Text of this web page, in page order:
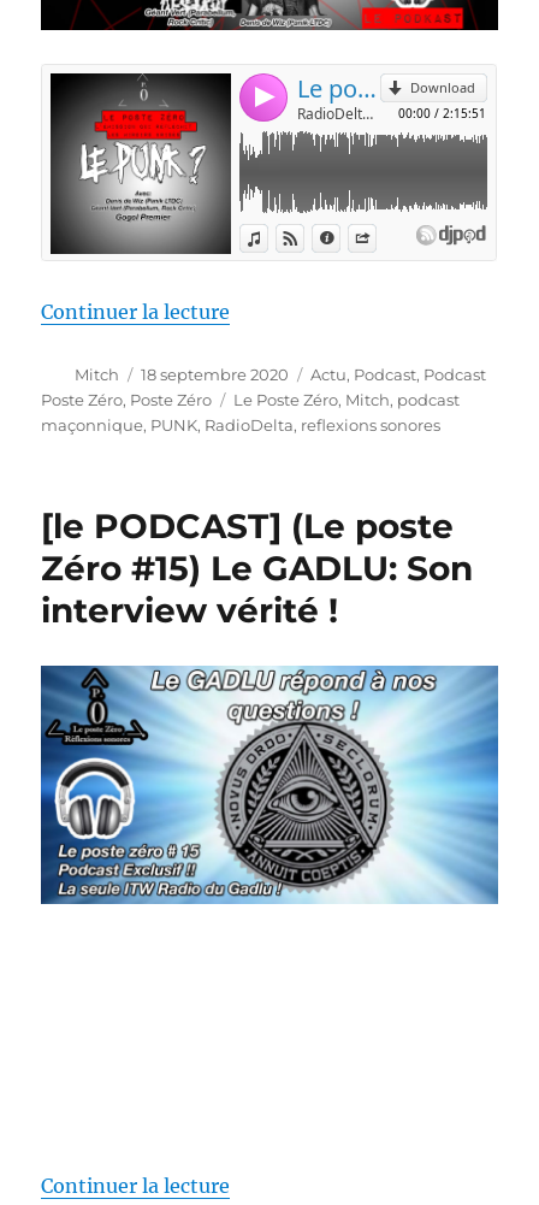
Continuer la lecture
Auteur
Mitch
Publié
le
18 septembre 2020 Catégories
Actu, Podcast, Podcast
Poste Zéro, Poste Zéro Étiquettes
Le Poste Zéro, Mitch, podcast
maçonnique, PUNK, RadioDelta, reflexions sonores
[le PODCAST] (Le poste
Zéro #15) Le GADLU: Son
interview vérité !
Continuer la lecture